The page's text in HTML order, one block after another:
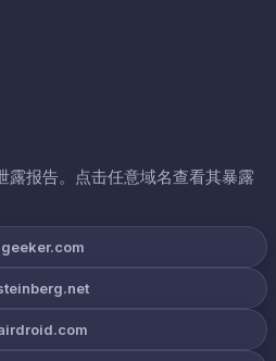
露报告。点击任意域名查看其暴露
geeker.com